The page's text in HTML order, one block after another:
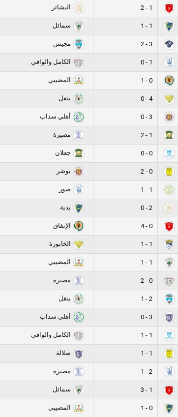
1 - 2 البشائر
1 - 1 سمائل
3 - 2 مجيس
1 - 0 الكامل والوافي
0 - 1 المضيبي
4 - 0 ينقل
3 - 0 أهلي سداب
1 - 2 مصيرة
0 - 0 جعلان
0 - 2 بوشر
1 - 1 صور
2 - 0 بدية
0 - 4 الإتفاق
1 - 1 الخابورة
1 - 1 المضيبي
0 - 2 مصيرة
2 - 1 ينقل
3 - 0 أهلي سداب
1 - 1 الكامل والوافي
1 - 1 صلالة
2 - 1 مصيرة
1 - 3 سمائل
0 - 1 المضيبي